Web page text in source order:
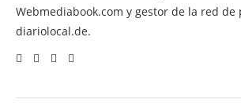
Webmediabook.com y gestor de la red de
diariolocal.de.